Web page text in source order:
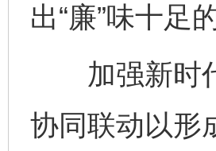
出“廉”味十足
加强新时代
协同联动以形